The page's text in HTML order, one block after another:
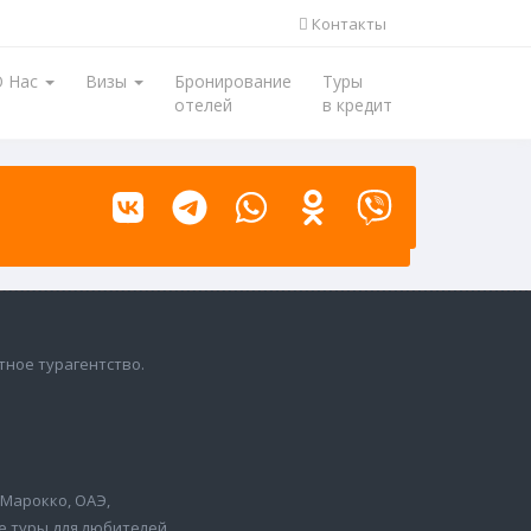
Контакты
Нас Визы
Бронирование
отелей
Туры
в кредит
турагентство.
Марокко, ОАЭ,